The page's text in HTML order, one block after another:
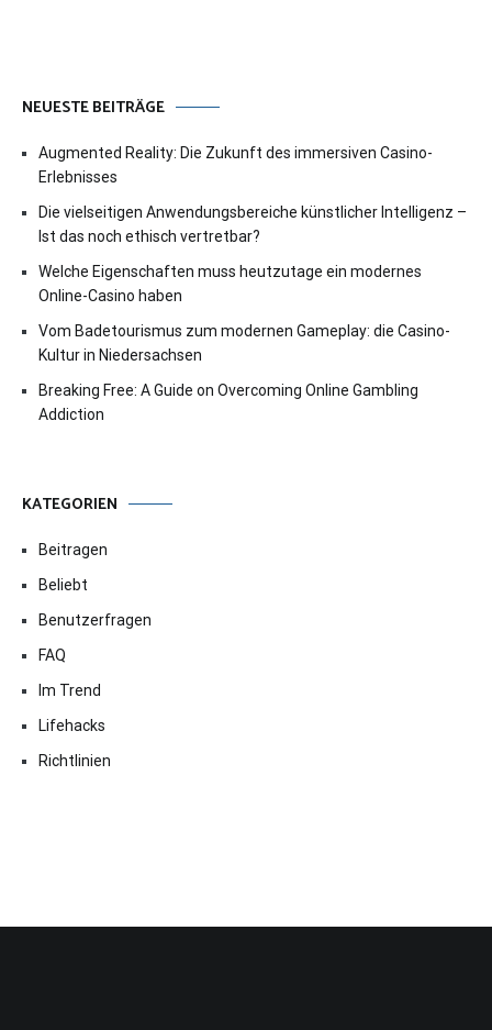
NEUESTE BEITRÄGE
Augmented Reality: Die Zukunft des immersiven Casino-
Erlebnisses
Die vielseitigen Anwendungsbereiche künstlicher Intelligenz –
Ist das noch ethisch vertretbar?
Welche Eigenschaften muss heutzutage ein modernes
Online-Casino haben
Vom Badetourismus zum modernen Gameplay: die Casino-
Kultur in Niedersachsen
Breaking Free: A Guide on Overcoming Online Gambling
Addiction
KATEGORIEN
Beitragen
Beliebt
Benutzerfragen
FAQ
Im Trend
Lifehacks
Richtlinien